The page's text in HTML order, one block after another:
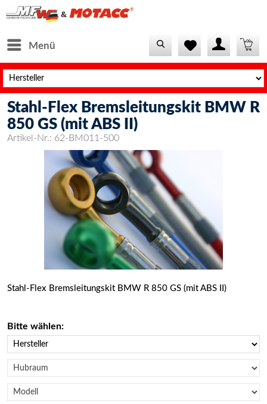
Menü
Stahl-Flex Bremsleitungskit BMW R
850 GS (mit ABS II)
Artikel-Nr.: 62-BM011-500
Stahl-Flex Bremsleitungskit BMW R 850 GS (mit ABS II)
Bitte wählen: